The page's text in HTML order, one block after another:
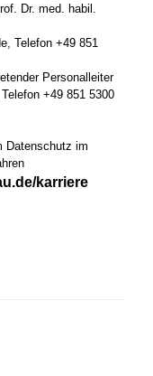
Dr. med. habil.
Telefon +49 851
Personalleiter
+49 851 5300
Datenschutz im
karriere